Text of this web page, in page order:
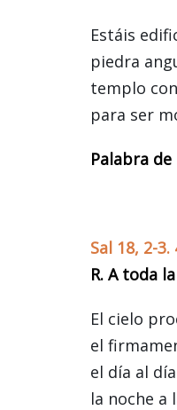
Estáis
piedra
templo
para ser
Palabra de
Sal 18, 2-3.
R. A toda
El cielo
el
el día al
la noche a